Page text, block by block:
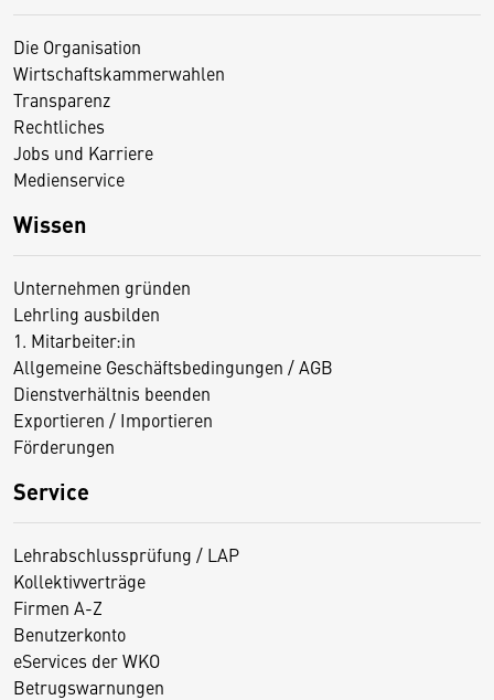
Die Organisation
Wirtschaftskammerwahlen
Transparenz
Rechtliches
Jobs und Karriere
Medienservice
Wissen
Unternehmen gründen
Lehrling ausbilden
1. Mitarbeiter:in
Allgemeine Geschäftsbedingungen / AGB
Dienstverhältnis beenden
Exportieren / Importieren
Förderungen
Service
Lehrabschlussprüfung / LAP
Kollektivverträge
Firmen A-Z
Benutzerkonto
eServices der WKO
Betrugswarnungen